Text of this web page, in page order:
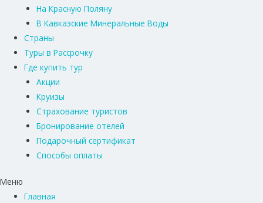
На Красную Поляну
В Кавказские Минеральные Воды
Страны
Туры в Рассрочку
Где купить тур
Акции
Круизы
Страхование туристов
Бронирование отелей
Подарочный сертификат
Способы оплаты
Меню
Главная